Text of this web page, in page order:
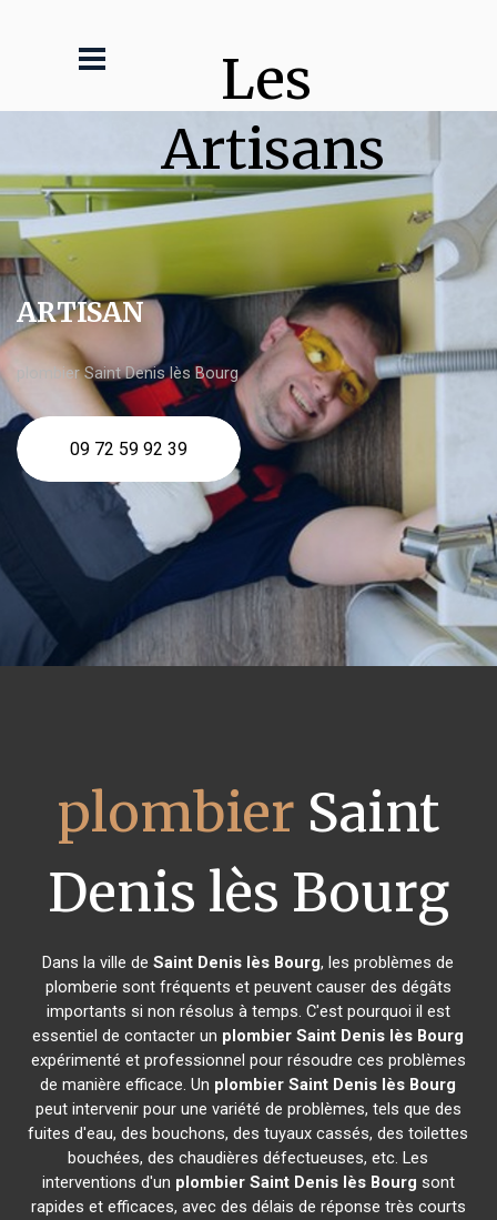
Les
Artisans
ARTISAN
plombier Saint Denis lès Bourg
09 72 59 92 39
plombier Saint
Denis lès Bourg
Dans la ville deSaint Denis lès Bourg, les problèmes de
plomberie sont fréquents et peuvent causer des dégâts
importants si non résolus à temps. C'est pourquoi il est
essentiel de contacter un plombier Saint Denis lès Bourg
expérimenté et professionnel pour résoudre ces problèmes
de manière efficace. Un plombier Saint Denis lès Bourg
peut intervenir pour une variété de problèmes, tels que des
fuites d'eau, des bouchons, des tuyaux cassés, des toilettes
bouchées, des chaudières défectueuses, etc. Les
interventions d'un plombier Saint Denis lès Bourg sont
rapides et efficaces, avec des délais de réponse très courts